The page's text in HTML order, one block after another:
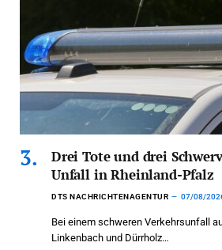
Drei Tote und drei
Unfall in Rheinland-Pfalz
DTS NACHRICHTENAGENTUR 07/08/
Bei einem schweren Verkehrsunfall
Linkenbach und Dürrholz…